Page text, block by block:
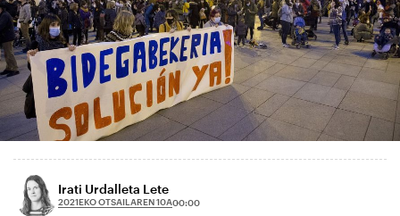
Irati Urdalleta Lete
2021EKO OTSAILAREN 10A00:00